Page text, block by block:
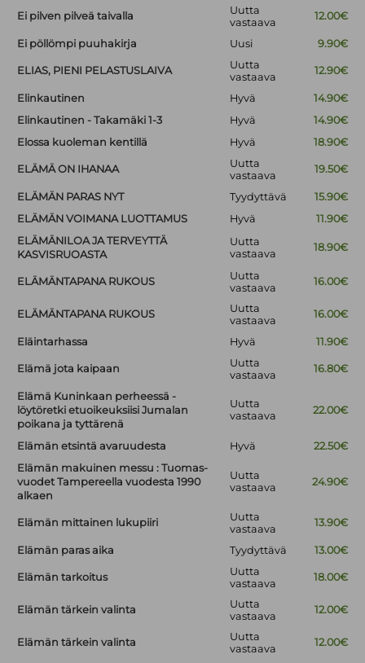
Ei pilven pilveä taivalla
Uutta
vastaava
12.00€
Ei pöllömpi puuhakirja Uusi 9.90€
ELIAS, PIENI PELASTUSLAIVA
Uutta
vastaava
12.90€
Elinkautinen Hyvä
14.90€
Elinkautinen - Takamäki 1-3
Hyvä
14.90€
Elossa kuoleman kentillä
Hyvä 18.90€
ELÄMÄ ON IHANAA
Uutta
vastaava
19.50€
ELÄMÄN PARAS NYT Tyydyttävä
15.90€
ELÄMÄN VOIMANA LUOTTAMUS
Hyvä
11.90€
ELÄMÄNILOA JA TERVEYTTÄ
KASVISRUOASTA
Uutta
vastaava
18.90€
ELÄMÄNTAPANA RUKOUS
Uutta
vastaava
16.00€
ELÄMÄNTAPANA RUKOUS
Uutta
vastaava
16.00€
Eläintarhassa Hyvä 11.90€
Elämä jota kaipaan
Uutta
vastaava
16.80€
Elämä Kuninkaan perheessä -
löytöretki etuoikeuksiisi Jumalan
poikana ja tyttärenä
Uutta
vastaava
22.00€
Elämän etsintä avaruudesta Hyvä
22.50€
Elämän makuinen messu : Tuomas-
vuodet Tampereella vuodesta 1990
alkaen
Uutta
vastaava
24.90€
Elämän mittainen lukupiiri
Uutta
vastaava
13.90€
Elämän paras aika Tyydyttävä 13.00€
Elämän tarkoitus
Uutta
vastaava
18.00€
Elämän tärkein valinta
Uutta
vastaava
12.00€
Elämän tärkein valinta
Uutta
vastaava
12.00€